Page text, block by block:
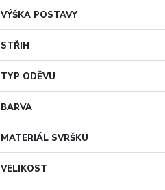
VÝŠKA POSTAVY
STŘIH
TYP ODĚVU
BARVA
MATERIÁL SVRŠKU
VELIKOST